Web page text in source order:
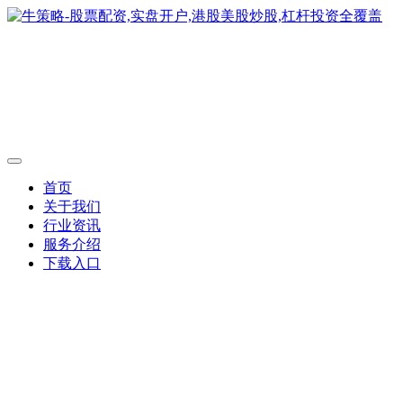
首页
关于我们
行业资讯
服务介绍
下载入口